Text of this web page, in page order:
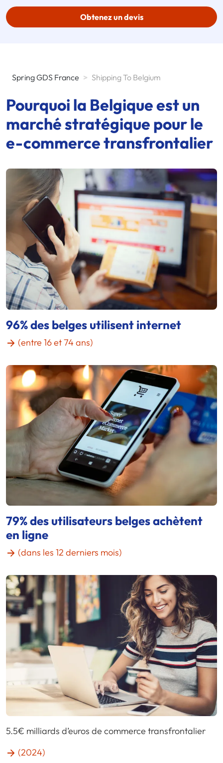
Obtenez un devis
Spring GDS France > Shipping To Belgium
Pourquoi la Belgique est un
marché stratégique pour le
e-commercetransfrontalier
96% des belges utilisent internet
(entre 16 et 74 ans)
79% des utilisateurs belges achètent
en ligne
(dans les 12 derniers mois)
5.5€ milliards d’euros de commerce transfrontalier
(2024)